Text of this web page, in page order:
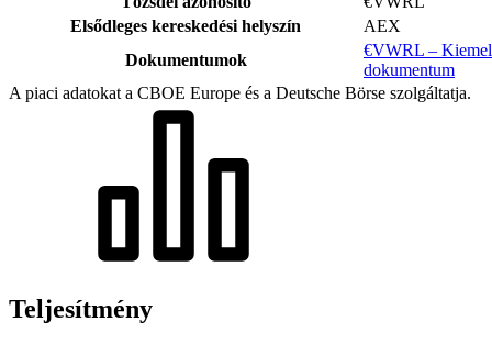
Elsődleges kereskedési helyszín
AEX
Dokumentumok
€VWRL –
dokumentum
A piaci adatokat a CBOE Europe és a Deutsche Börse szolgáltatja.
Teljesítmény